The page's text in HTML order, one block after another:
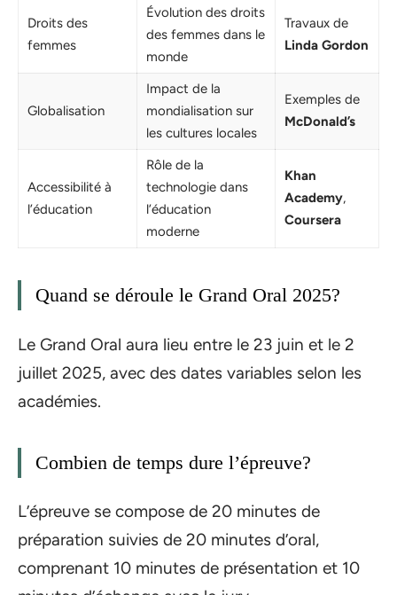
Droits des
femmes
Évolution des droits
des femmes dans le
monde
Travaux de
Linda Gordon
Globalisation
Impact de la
mondialisation sur
les cultures locales
Exemples de
McDonald’s
Accessibilité à
l’éducation
Rôle de la
technologie dans
l’éducation
moderne
Khan
Academy,
Coursera
Quand se déroule le Grand Oral 2025?
Le Grand Oral aura lieu entre le 23 juin et le 2
juillet 2025, avec des dates variables selon les
académies.
Combien de temps dure l’épreuve?
L’épreuve se compose de 20 minutes de
préparation suivies de 20 minutes d’oral,
comprenant 10 minutes de présentation et 10